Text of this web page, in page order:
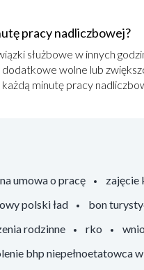
pracy nadliczbowej?
służbowe w innych
wolne lub
minutę pracy
umowa o pracę zajęcie
polski ład bon
rodzinne rko
bhp niepełnoetatowca